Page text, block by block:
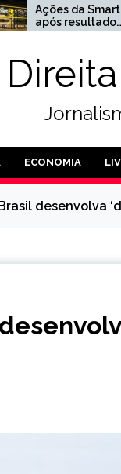
caem
ECONOMIA
desenvolva